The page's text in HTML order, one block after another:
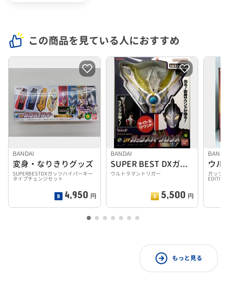
この商品を見ている人におすすめ
BANDAI
変身・なりきりグッズ
SUPERBESTDXガッツハイパーキー
タイプチェンジセット
4,950 円
BANDAI
SUPER BEST DXガッツスパークレンス
ウルトラマントリガー
5,500 円
ウ
ガッツ
もっと見る